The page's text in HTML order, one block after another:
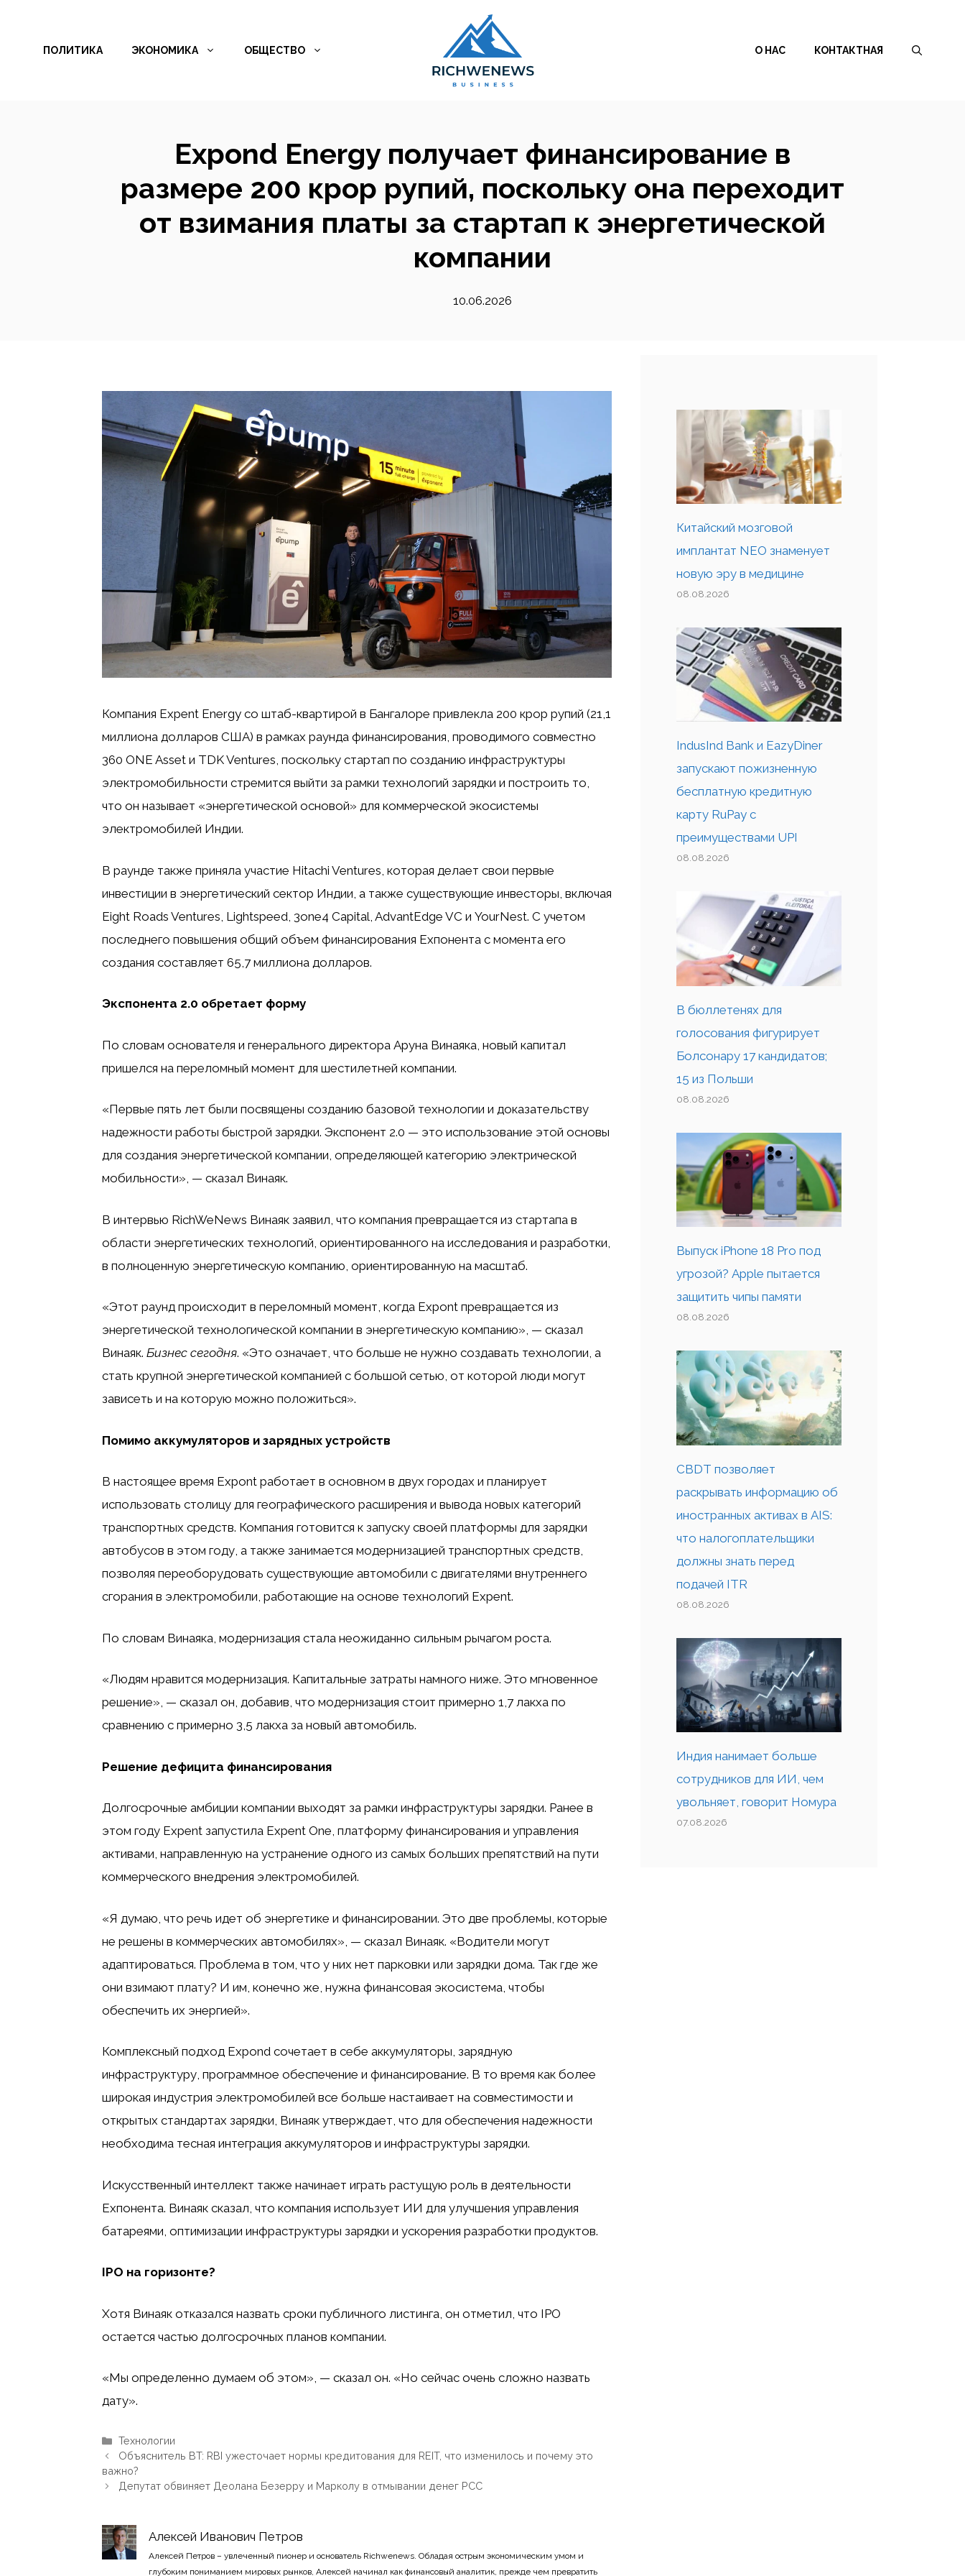
содержимому
ПОЛИТИКА ЭКОНОМИКА ОБЩЕСТВО О НАС КОНТАКТНАЯ
Expond Energy получает финансирование в
размере 200 крор рупий, поскольку она переходит
от взимания платы за стартап к энергетической
компании
10.06.2026
Компания Expent Energy со штаб-квартирой в Бангалоре привлекла 200 крор рупий (21,1
миллиона долларов США) в рамках раунда финансирования, проводимого совместно
360 ONE Asset и TDK Ventures, поскольку стартап по созданию инфраструктуры
электромобильности стремится выйти за рамки технологий зарядки и построить то,
что он называет «энергетической основой» для коммерческой экосистемы
электромобилей Индии.
В раунде также приняла участие Hitachi Ventures, которая делает свои первые
инвестиции в энергетический сектор Индии, а также существующие инвесторы, включая
Eight Roads Ventures, Lightspeed, 3one4 Capital, AdvantEdge VC и YourNest. С учетом
последнего повышения общий объем финансирования Exпонента с момента его
создания составляет 65,7 миллиона долларов.
Экспонента 2.0 обретает форму
По словам основателя и генерального директора Аруна Винаяка, новый капитал
пришелся на переломный момент для шестилетней компании.
«Первые пять лет были посвящены созданию базовой технологии и доказательству
надежности работы быстрой зарядки. Экспонент 2.0 — это использование этой основы
для создания энергетической компании, определяющей категорию электрической
мобильности», — сказал Винаяк.
В интервью RichWeNews Винаяк заявил, что компания превращается из стартапа в
области энергетических технологий, ориентированного на исследования и разработки,
в полноценную энергетическую компанию, ориентированную на масштаб.
«Этот раунд происходит в переломный момент, когда Expont превращается из
энергетической технологической компании в энергетическую компанию», — сказал
Винаяк. Бизнес сегодня. «Это означает, что больше не нужно создавать технологии, а
стать крупной энергетической компанией с большой сетью, от которой люди могут
зависеть и на которую можно положиться».
Помимо аккумуляторов и зарядных устройств
В настоящее время Expont работает в основном в двух городах и планирует
использовать столицу для географического расширения и вывода новых категорий
транспортных средств. Компания готовится к запуску своей платформы для зарядки
автобусов в этом году, а также занимается модернизацией транспортных средств,
позволяя переоборудовать существующие автомобили с двигателями внутреннего
сгорания в электромобили, работающие на основе технологий Expent.
По словам Винаяка, модернизация стала неожиданно сильным рычагом роста.
«Людям нравится модернизация. Капитальные затраты намного ниже. Это мгновенное
решение», — сказал он, добавив, что модернизация стоит примерно 1,7 лакха по
сравнению с примерно 3,5 лакха за новый автомобиль.
Решение дефицита финансирования
Долгосрочные амбиции компании выходят за рамки инфраструктуры зарядки. Ранее в
этом году Expent запустила Expent One, платформу финансирования и управления
активами, направленную на устранение одного из самых больших препятствий на пути
коммерческого внедрения электромобилей.
«Я думаю, что речь идет об энергетике и финансировании. Это две проблемы, которые
не решены в коммерческих автомобилях», — сказал Винаяк. «Водители могут
адаптироваться. Проблема в том, что у них нет парковки или зарядки дома. Так где же
они взимают плату? И им, конечно же, нужна финансовая экосистема, чтобы
обеспечить их энергией».
Комплексный подход Expond сочетает в себе аккумуляторы, зарядную
инфраструктуру, программное обеспечение и финансирование. В то время как более
широкая индустрия электромобилей все больше настаивает на совместимости и
открытых стандартах зарядки, Винаяк утверждает, что для обеспечения надежности
необходима тесная интеграция аккумуляторов и инфраструктуры зарядки.
Искусственный интеллект также начинает играть растущую роль в деятельности
Exпонента. Винаяк сказал, что компания использует ИИ для улучшения управления
батареями, оптимизации инфраструктуры зарядки и ускорения разработки продуктов.
IPO на горизонте?
Хотя Винаяк отказался назвать сроки публичного листинга, он отметил, что IPO
остается частью долгосрочных планов компании.
«Мы определенно думаем об этом», — сказал он. «Но сейчас очень сложно назвать
дату».
Рубрики
Технологии
Объяснитель BT: RBI ужесточает нормы кредитования для REIT, что изменилось и почему это
важно?
Депутат обвиняет Деолана Безерру и Марколу в отмывании денег PCC
Алексей Иванович Петров
Алексей Петров – увлеченный пионер и основатель Richwenews. Обладая острым экономическим умом и
глубоким пониманием мировых рынков, Алексей начинал как финансовый аналитик, прежде чем превратить
Китайский мозговой
имплантат NEO знаменует
новую эру в медицине
08.08.2026
IndusInd Bank и EazyDiner
запускают пожизненную
бесплатную кредитную
карту RuPay с
преимуществами UPI
08.08.2026
В бюллетенях для
голосования фигурирует
Болсонару 17 кандидатов;
15 из Польши
08.08.2026
Выпуск iPhone 18 Pro под
угрозой? Apple пытается
защитить чипы памяти
08.08.2026
CBDT позволяет
раскрывать информацию об
иностранных активах в AIS:
что налогоплательщики
должны знать перед
подачей ITR
08.08.2026
Индия нанимает больше
сотрудников для ИИ, чем
увольняет, говорит Номура
07.08.2026